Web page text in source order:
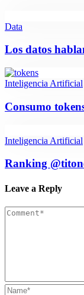
Data
Los datos
Inteligencia Artificial
Consumo
Inteligencia Artificial
Ranking
Leave a Reply